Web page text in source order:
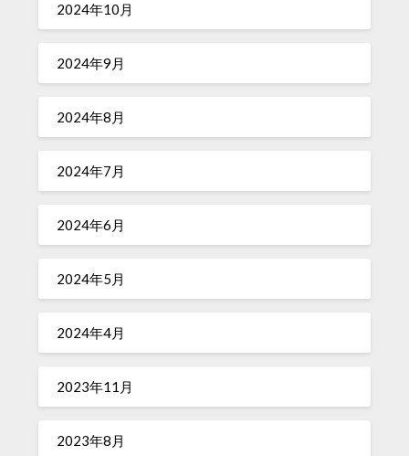
2024年10月
2024年9月
2024年8月
2024年7月
2024年6月
2024年5月
2024年4月
2023年11月
2023年8月